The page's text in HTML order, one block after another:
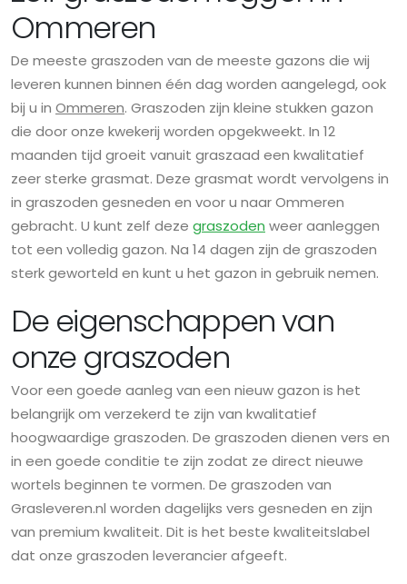
Ommeren
De meeste graszoden van de meeste gazons die wij
leveren kunnen binnen één dag worden aangelegd, ook
bij u in Ommeren. Graszoden zijn kleine stukken gazon
die door onze kwekerij worden opgekweekt. In 12
maanden tijd groeit vanuit graszaad een kwalitatief
zeer sterke grasmat. Deze grasmat wordt vervolgens in
in graszoden gesneden en voor u naar Ommeren
gebracht. U kunt zelf deze graszoden weer aanleggen
tot een volledig gazon. Na 14 dagen zijn de graszoden
sterk geworteld en kunt u het gazon in gebruik nemen.
De eigenschappen van
onze graszoden
Voor een goede aanleg van een nieuw gazon is het
belangrijk om verzekerd te zijn van kwalitatief
hoogwaardige graszoden. De graszoden dienen vers en
in een goede conditie te zijn zodat ze direct nieuwe
wortels beginnen te vormen. De graszoden van
Grasleveren.nl worden dagelijks vers gesneden en zijn
van premium kwaliteit. Dit is het beste kwaliteitslabel
dat onze graszoden leverancier afgeeft.